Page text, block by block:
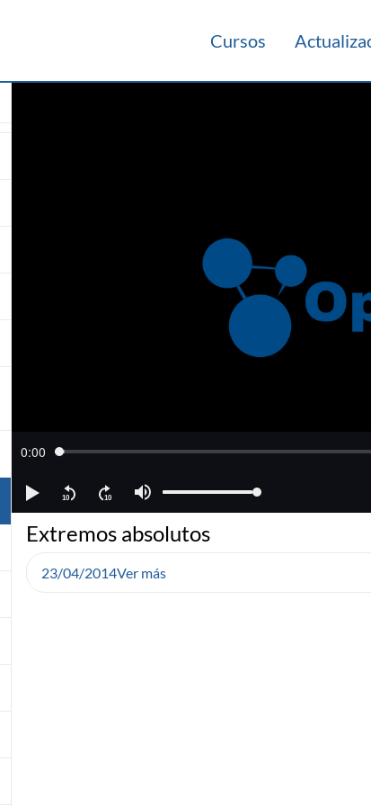
Cursos
Extremos absolutos
23/04/2014Ver más